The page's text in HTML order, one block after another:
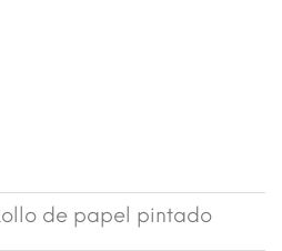
de papel pintado